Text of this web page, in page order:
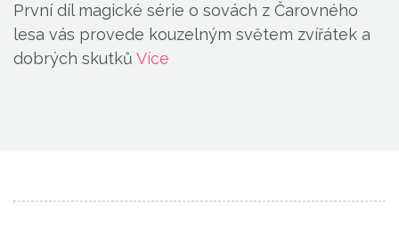
První díl magické série o sovách z Čarovného
lesa vás provede kouzelným světem zvířátek a
dobrých skutků Více